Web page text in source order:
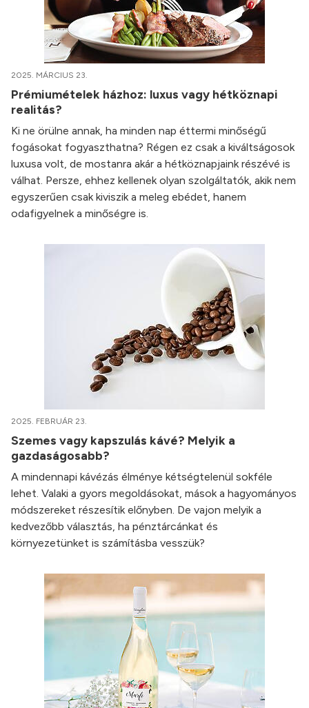
2025. MÁRCIUS 23.
Prémiumételek házhoz: luxus vagy hétköznapi
realitás?
Ki ne örülne annak, ha minden nap éttermi minőségű
fogásokat fogyaszthatna? Régen ez csak a kiváltságosok
luxusa volt, de mostanra akár a hétköznapjaink részévé is
válhat. Persze, ehhez kellenek olyan szolgáltatók, akik nem
egyszerűen csak kiviszik a meleg ebédet, hanem
odafigyelnek a minőségre is.
2025. FEBRUÁR 23.
Szemes vagy kapszulás kávé? Melyik a
gazdaságosabb?
A mindennapi kávézás élménye kétségtelenül sokféle
lehet. Valaki a gyors megoldásokat, mások a hagyományos
módszereket részesítik előnyben. De vajon melyik a
kedvezőbb választás, ha pénztárcánkat és
környezetünket is számításba vesszük?